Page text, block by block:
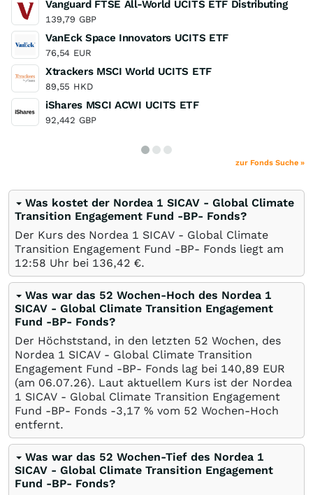
Vanguard FTSE All-World UCITS ETF Distributing
139,79 GBP
VanEck Space Innovators UCITS ETF
76,54 EUR
Xtrackers MSCI World UCITS ETF
89,55 HKD
iShares MSCI ACWI UCITS ETF
92,442 GBP
zur Fonds Suche »
Was kostet der Nordea 1 SICAV - Global Climate
Transition Engagement Fund -BP- Fonds?
Der Kurs des Nordea 1 SICAV - Global Climate
Transition Engagement Fund -BP- Fonds liegt am
12:58 Uhr bei 136,42 €.
Was war das 52 Wochen-Hoch des Nordea 1
SICAV - Global Climate Transition Engagement
Fund -BP- Fonds?
Der Höchststand, in den letzten 52 Wochen, des
Nordea 1 SICAV - Global Climate Transition
Engagement Fund -BP- Fonds lag bei 140,89 EUR
(am 06.07.26). Laut aktuellem Kurs ist der Nordea
1 SICAV - Global Climate Transition Engagement
Fund -BP- Fonds -3,17 % vom 52 Wochen-Hoch
entfernt.
Was war das 52 Wochen-Tief des Nordea 1
SICAV - Global Climate Transition Engagement
Fund -BP- Fonds?